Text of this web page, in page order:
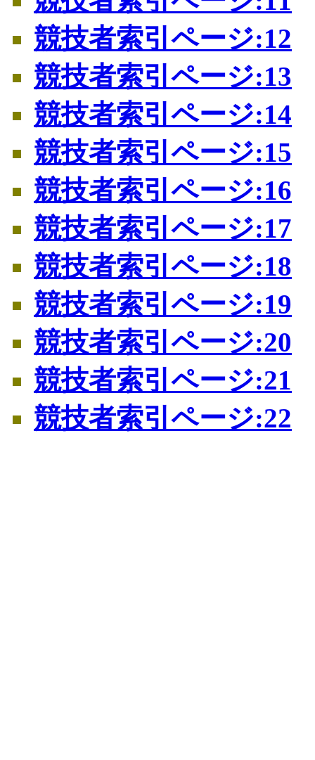
競技者索引ページ:12
競技者索引ページ:13
競技者索引ページ:14
競技者索引ページ:15
競技者索引ページ:16
競技者索引ページ:17
競技者索引ページ:18
競技者索引ページ:19
競技者索引ページ:20
競技者索引ページ:21
競技者索引ページ:22